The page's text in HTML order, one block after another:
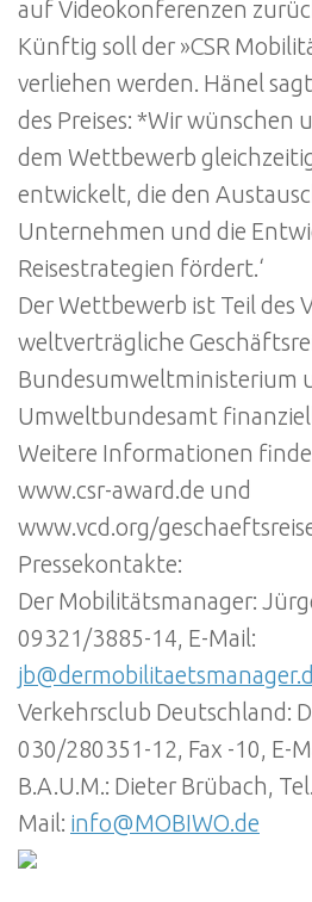
auf Videokonferenzen
Künftig soll der »CSR
verliehen werden. Hänel
des Preises: *Wir wünschen
dem Wettbewerb
entwickelt, die den
Unternehmen und die
Reisestrategien fördert.‘
Der Wettbewerb ist Teil des
weltverträgliche
Bundesumweltministerium
Umweltbundesamt
Weitere Informationen
www.csr-award.de und
www.vcd.org/
Pressekontakte:
Der Mobilitätsmanager:
09321/3885-14, E-Mail:
Verkehrsclub Deutschland:
030/280351-12, Fax -10, E-
B.A.U.M.: Dieter Brübach,
Mail: info@MOBIWO.de